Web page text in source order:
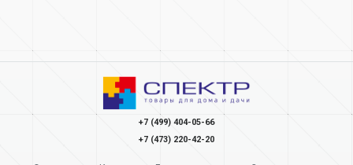
+7 (499) 404-05-66
+7 (473) 220-42-20